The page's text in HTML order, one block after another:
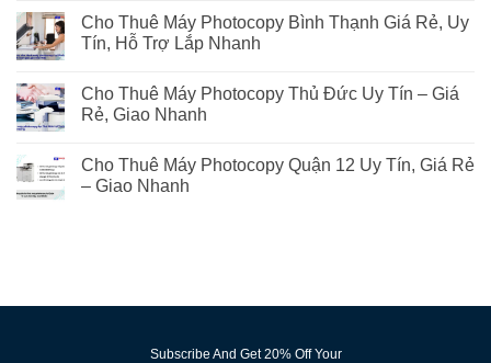
Cho Thuê Máy Photocopy Bình Thạnh Giá Rẻ, Uy
Tín, Hỗ Trợ Lắp Nhanh
Cho Thuê Máy Photocopy Thủ Đức Uy Tín – Giá
Rẻ, Giao Nhanh
Cho Thuê Máy Photocopy Quận 12 Uy Tín, Giá Rẻ
– Giao Nhanh
Subscribe And Get 20% Off Your